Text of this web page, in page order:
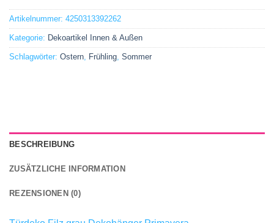
Artikelnummer: 4250313392262
Kategorie: Dekoartikel Innen & Außen
Schlagwörter: Ostern Frühling Sommer
BESCHREIBUNG
ZUSÄTZLICHE INFORMATION
REZENSIONEN (0)